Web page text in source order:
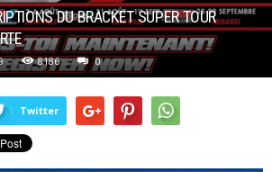
DU BRACKET SUPER TOUR
8186 0
Twitter